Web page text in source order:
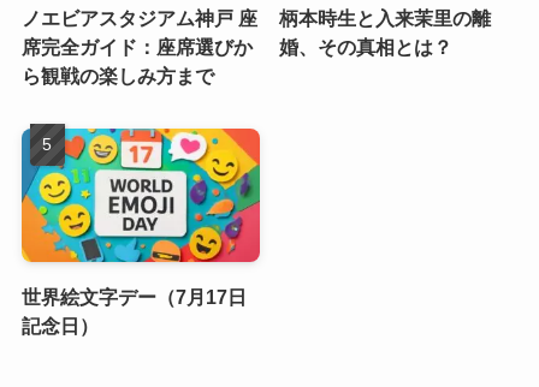
ノエビアスタジアム神戸 座
席完全ガイド：座席選びか
ら観戦の楽しみ方まで
柄本時生と入来茉里の離
婚、その真相とは？
世界絵文字デー（7月17日
記念日）